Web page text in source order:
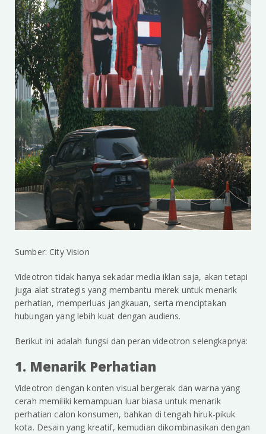
Sumber: City Vision
Videotron tidak hanya sekadar media iklan saja, akan tetapi
juga alat strategis yang membantu merek untuk menarik
perhatian, memperluas jangkauan, serta menciptakan
hubungan yang lebih kuat dengan audiens.
Berikut ini adalah fungsi dan peran videotron selengkapnya:
1. Menarik Perhatian
Videotron dengan konten visual bergerak dan warna yang
cerah memiliki kemampuan luar biasa untuk menarik
perhatian calon konsumen, bahkan di tengah hiruk-pikuk
kota. Desain yang kreatif, kemudian dikombinasikan dengan